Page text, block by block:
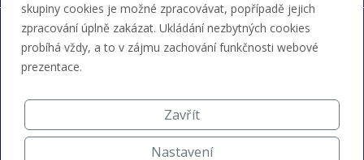
skupiny cookies je možné zpracovávat, popřípadě jejich
zpracování úplně zakázat. Ukládání nezbytných cookies
probíhá vždy, a to v zájmu zachování funkčnosti webové
prezentace.
Zavřít
Nastavení